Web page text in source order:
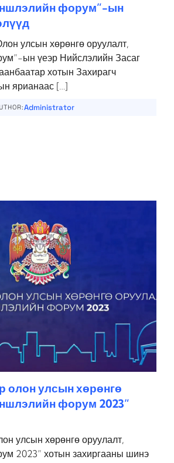
форум”-ын
улсын хөрөнгө оруулалт,
ын үеэр Нийслэлийн Засаг
хотын Захирагч
ярианаас […]
Administrator
олон улсын хөрөнгө
форум 2023”
улсын хөрөнгө оруулалт,
2023” хотын захиргааны шинэ